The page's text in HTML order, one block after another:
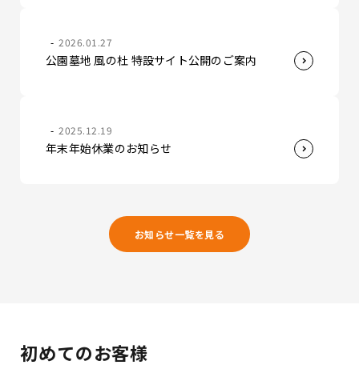
2026.01.27
公園墓地 風の杜 特設サイト公開のご案内
2025.12.19
年末年始休業のお知らせ
お知らせ一覧を見る
初めてのお客様